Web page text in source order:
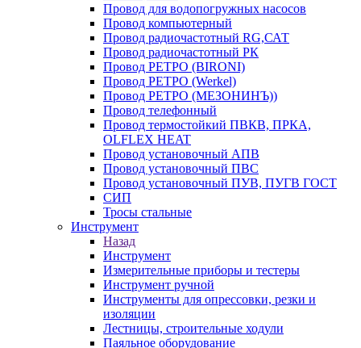
Провод для водопогружных насосов
Провод компьютерный
Провод радиочастотный RG,САТ
Провод радиочастотный РК
Провод РЕТРО (BIRONI)
Провод РЕТРО (Werkel)
Провод РЕТРО (МЕЗОНИНЪ))
Провод телефонный
Провод термостойкий ПВКВ, ПРКА,
OLFLEX HEAT
Провод установочный АПВ
Провод установочный ПВС
Провод установочный ПУВ, ПУГВ ГОСТ
СИП
Тросы стальные
Инструмент
Назад
Инструмент
Измерительные приборы и тестеры
Инструмент ручной
Инструменты для опрессовки, резки и
изоляции
Лестницы, строительные ходули
Паяльное оборудование